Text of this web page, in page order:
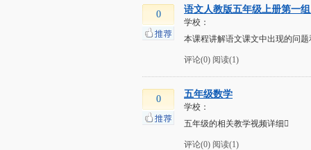
0 语文人教版五年级上册第一
学校：
本课程讲解语文课文中出现的问
评论(0) 阅读(1)
0 五年级数学
学校：
五年级的相关教学视频详细
评论(0) 阅读(1)